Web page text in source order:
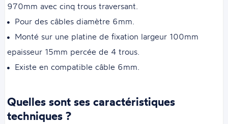
970mm avec cinq trous traversant.
Pour des câbles diamètre 6mm.
Monté sur une platine de fixation largeur 100mm
epaisseur 15mm percée de 4 trous.
Existe en compatible câble 6mm.
Quelles sont ses caractéristiques
techniques ?